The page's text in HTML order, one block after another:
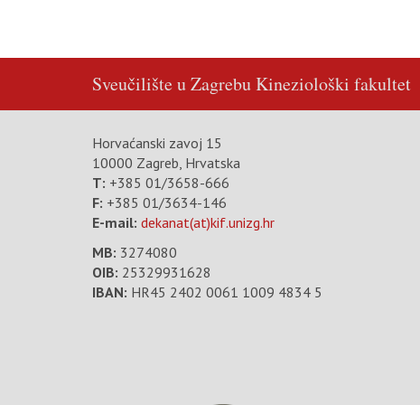
Sveučilište u ZagrebuKineziološki fakultet
Horvaćanski zavoj 15
10000 Zagreb, Hrvatska
T: +385 01/3658-666
F: +385 01/3634-146
E-mail: dekanat(at)kif.unizg.hr
MB: 3274080
OIB: 25329931628
IBAN: HR45 2402 0061 1009 4834 5